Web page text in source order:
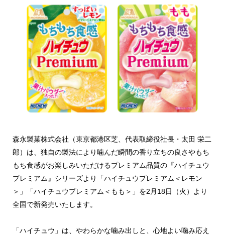
森永製菓株式会社（東京都港区芝、代表取締役社長・太田 栄二
郎）は、独自の製法により噛んだ瞬間の香り立ちの良さやもち
もち食感がお楽しみいただけるプレミアム品質の『ハイチュウ
プレミアム』シリーズより「ハイチュウプレミアム＜レモン
＞」「ハイチュウプレミアム＜もも＞」を2月18日（火）より
全国で新発売いたします。
「ハイチュウ」は、やわらかな噛み出しと、心地よい噛み応え